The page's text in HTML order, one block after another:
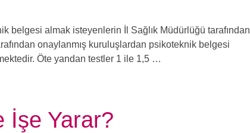
belgesi almak isteyenlerin İl Sağlık Müdürlüğü tarafından
onaylanmış kuruluşlardan psikoteknik belgesi
Öte yandan testler 1 ile 1,5 …
İşe Yarar?